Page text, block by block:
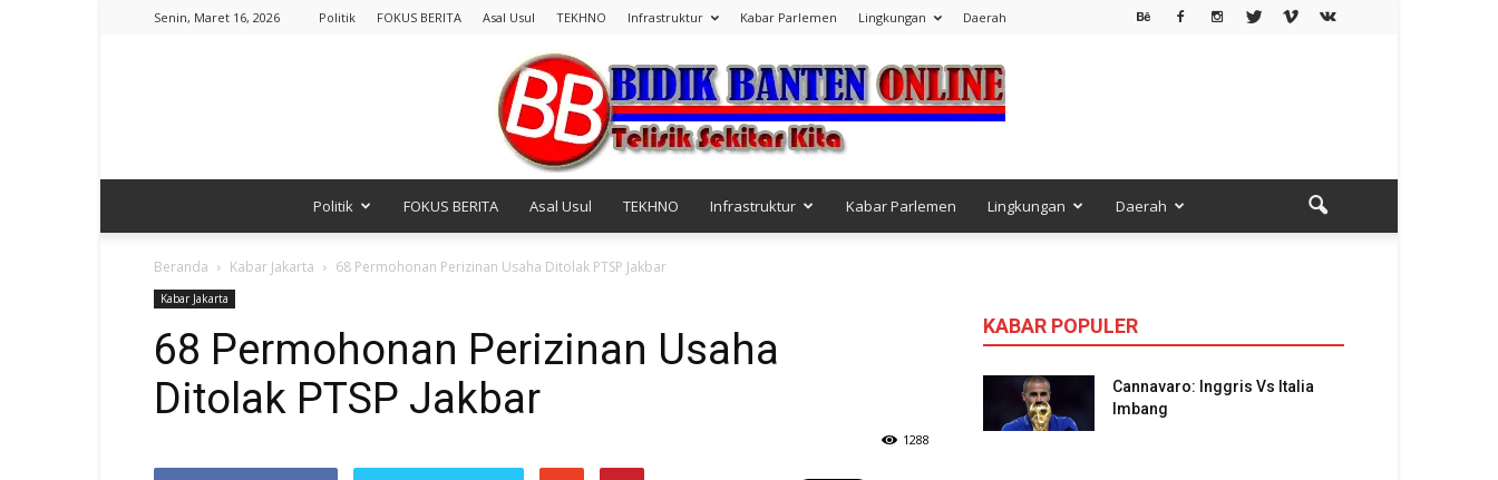
Senin, Maret 16, 2026 Politik FOKUS BERITA Asal Usul TEKHNO Infrastruktur Kabar Parlemen Lingkungan Daerah
Politik FOKUS BERITA Asal Usul TEKHNO Infrastruktur Kabar Parlemen Lingkungan Daerah
Beranda Kabar Jakarta 68 Permohonan Perizinan Usaha Ditolak PTSP Jakbar
Kabar Jakarta
68 Permohonan Perizinan Usaha
Ditolak PTSP Jakbar
1288
KABAR POPULER
Cannavaro: Inggris Vs Italia
Imbang